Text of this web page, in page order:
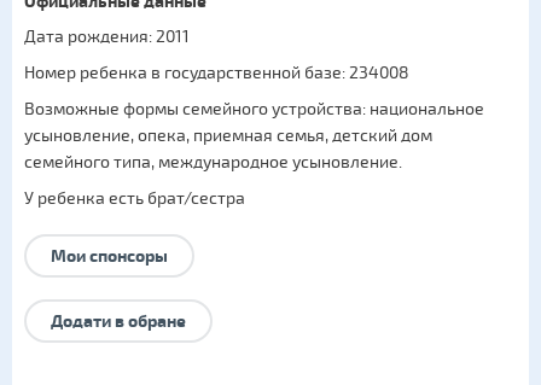
Дата рождения: 2011
Номер ребенка в государственной базе: 234008
Возможные формы семейного устройства: национальное
усыновление,опека, приемная семья,детский дом
семейного типа, международное усыновление.
У ребенка есть брат/сестра
Мои спонсоры
Додати в обране